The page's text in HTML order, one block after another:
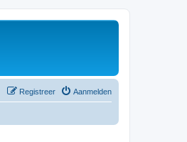
Aanmelden
Registreer